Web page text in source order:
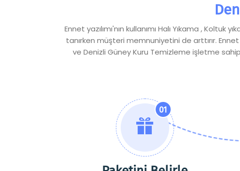
Ennet yazılımı'nın kullanımı Halı Yıkama ,
tanırken müşteri memnuniyetini de arttırır. Ennet
ve Denizli Güney Kuru Temizleme işletme
01